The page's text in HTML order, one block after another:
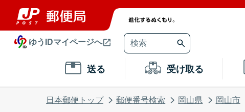
ゆうIDマイページへ
送る 受け取る
日本郵便トップ 郵便番号検索 岡山県 岡山市